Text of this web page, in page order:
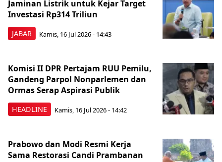
JABAR
Jaminan Listrik untuk Kejar Target
Investasi Rp314 Triliun
Kamis, 16 Jul 2026 - 14:43
HEADLINE
Komisi II DPR Pertajam RUU Pemilu,
Gandeng Parpol Nonparlemen dan
Ormas Serap Aspirasi Publik
Kamis, 16 Jul 2026 - 14:42
Prabowo dan Modi Resmi Kerja
Sama Restorasi Candi Prambanan